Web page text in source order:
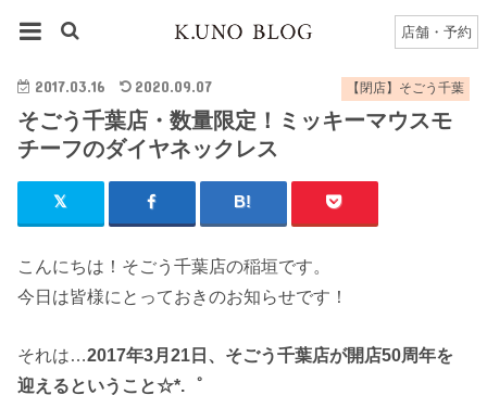
店舗・予約
そごう千葉店・数量限定！ミッキーマウスモチーフのダイヤネックレス
【閉店】そごう千葉
2017.03.16 2020.09.07
そごう千葉店・数量限定！ミッキーマウスモ
チーフのダイヤネックレス
こんにちは！そごう千葉店の稲垣です。
今日は皆様にとっておきのお知らせです！
それは…2017年3月21日、そごう千葉店が開店50周年を
迎えるということ☆*.゜